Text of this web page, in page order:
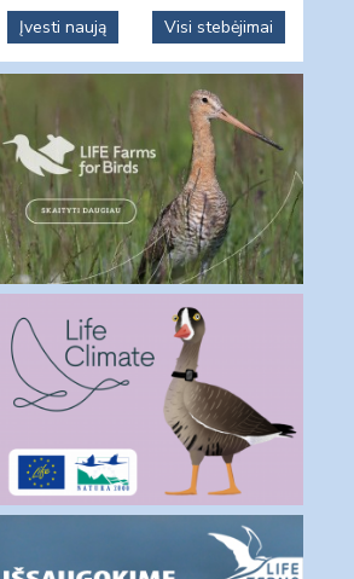
Įvesti naują
Visi stebėjimai